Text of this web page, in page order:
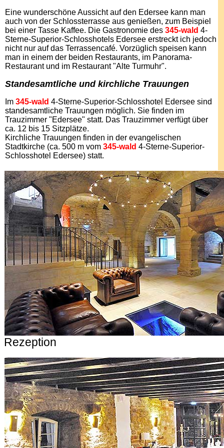
Eine wunderschöne Aussicht auf den Edersee kann man
auch von der Schlossterrasse aus genießen, zum Beispiel
bei einer Tasse Kaffee. Die Gastronomie des 345-wald 4-
Sterne-Superior-Schlosshotels Edersee erstreckt ich jedoch
nicht nur auf das Terrassencafé. Vorzüglich speisen kann
man in einem der beiden Restaurants, im Panorama-
Restaurant und im Restaurant "Alte Turmuhr".
Standesamtliche und kirchliche Trauungen
Im 345-wald 4-Sterne-Superior-Schlosshotel Edersee sind
standesamtliche Trauungen möglich. Sie finden im
Trauzimmer "Edersee" statt. Das Trauzimmer verfügt über
ca. 12 bis 15 Sitzplätze.
Kirchliche Trauungen finden in der evangelischen
Stadtkirche (ca. 500 m vom 345-wald 4-Sterne-Superior-
Schlosshotel Edersee) statt.
Rezeption